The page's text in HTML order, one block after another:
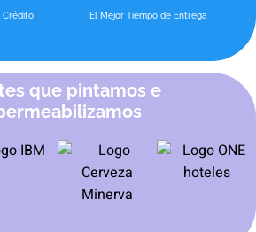
Crédito El Mejor Tiempo de Entrega
que pintamos e